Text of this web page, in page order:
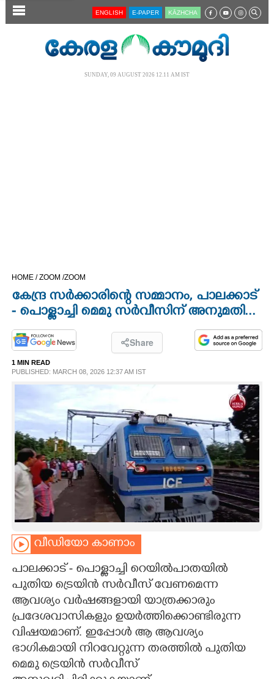
SECTIONS
OPINION
INFO+
ART
ASTRO
CARTOONS
LITERATURE
ZOOM
CONTACT US
ENGLISH E-PAPER KĀZHCHA
SUNDAY, 09 AUGUST 2026 12.11 AM IST
HOME /ZOOM /ZOOM
കേന്ദ്ര സർക്കാരിന്റെ സമ്മാനം, പാലക്കാട്
- പൊള്ളാച്ചി മെമു സ‌ർവീസിന് അനുമതി...
Share
1 MIN READ
PUBLISHED: MARCH 08, 2026 12:37 AM IST
വീഡിയോ കാണാം
പാലക്കാട് - പൊള്ളാച്ചി റെയിൽപാതയിൽ
പുതിയ ട്രെയിൻ സർവീസ് വേണമെന്ന
ആവശ്യം വർഷങ്ങളായി യാത്രക്കാരും
പ്രദേശവാസികളും ഉയർത്തിക്കൊണ്ടിരുന്ന
വിഷയമാണ്. ഇപ്പോൾ ആ ആവശ്യം
ഭാഗികമായി നിറവേറ്റുന്ന തരത്തിൽ പുതിയ
മെമു ട്രെയിൻ സർവീസ്